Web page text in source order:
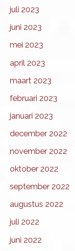
juli 2023
juni 2023
mei 2023
april 2023
maart 2023
februari 2023
januari 2023
december 2022
november 2022
oktober 2022
september 2022
augustus 2022
juli 2022
juni 2022